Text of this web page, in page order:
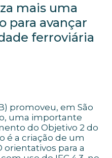
mais uma
para avançar
ferroviária
promoveu, em São
uma importante
do Objetivo 2 do
é a criação de um
orientativos para a